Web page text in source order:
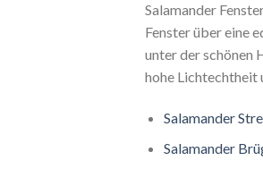
Salamander
Fenster über eine
unter der schönen
hohe Lichtechtheit
Salamander
Salamander